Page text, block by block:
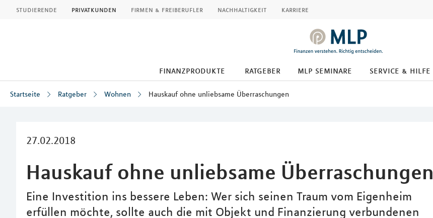
studierende privatkunden firmen & freiberufler nachhaltigkeit karriere
finanzprodukte ratgeber mlp seminare service & hilfe
Startseite Ratgeber Wohnen Hauskauf ohne unliebsame Überraschungen
27.02.2018
Hauskauf ohne unliebsame Überraschungen
Eine Investition ins bessere Leben: Wer sich seinen Traum vom Eigenheim
erfüllen möchte, sollte auch die mit Objekt und Finanzierung verbundenen